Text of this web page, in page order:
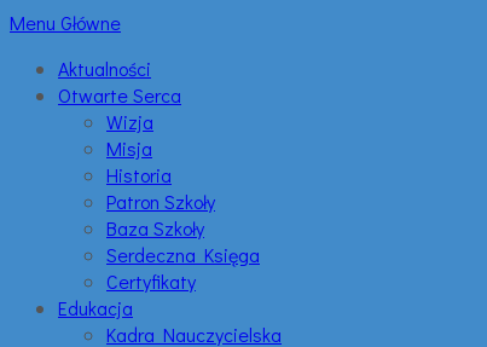
Menu Główne
Aktualności
Otwarte Serca
Wizja
Misja
Historia
Patron Szkoły
Baza Szkoły
Serdeczna Księga
Certyfikaty
Edukacja
Kadra Nauczycielska